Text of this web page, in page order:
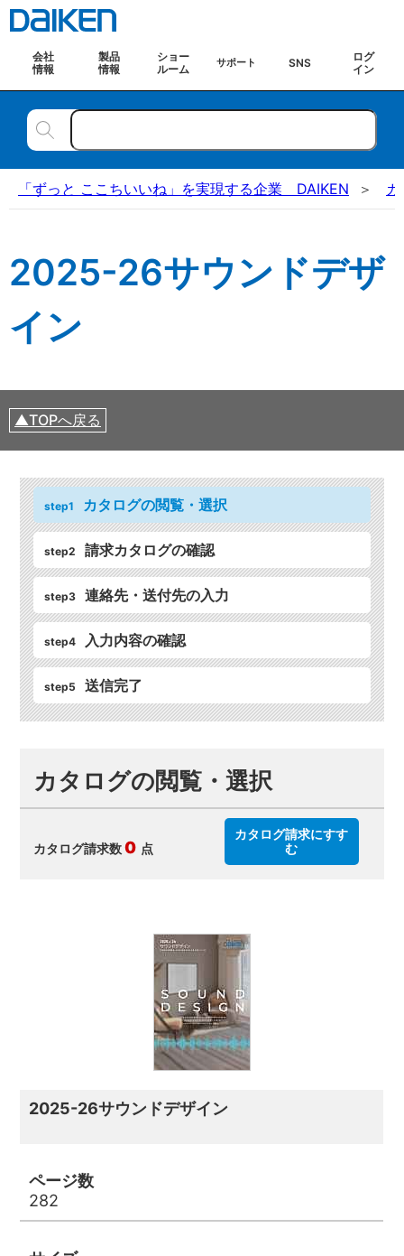
会社
情報
製品
情報
ショー
ルーム
サポート SNS
ログ
イン
「ずっと ここちいいね」を実現する企業 DAIKEN
2025-26サウンドデザ
イン
TOPへ戻る
step1 カタログの閲覧・選択
step2 請求カタログの確認
step3 連絡先・送付先の入力
step4 入力内容の確認
step5 送信完了
カタログの閲覧・選択
カタログ請求数 0 点
カタログ請求にすす
む
2025-26サウンドデザイン
ページ数
282